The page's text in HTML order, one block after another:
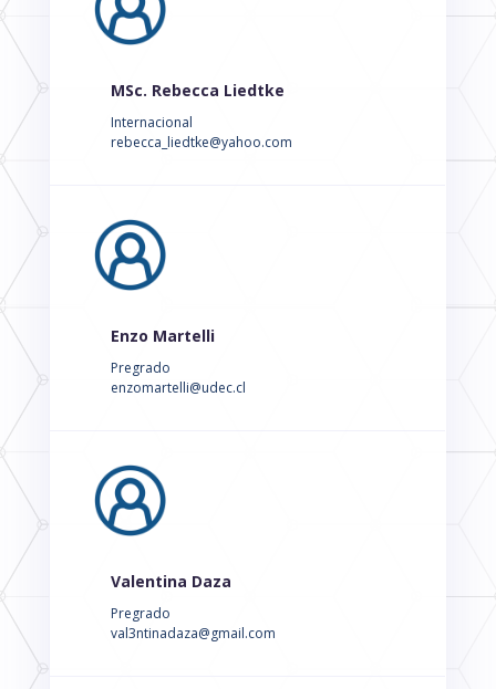
MSc. Rebecca Liedtke
Internacional
rebecca_liedtke@yahoo.com
Enzo Martelli
Pregrado
enzomartelli@udec.cl
Valentina Daza
Pregrado
val3ntinadaza@gmail.com